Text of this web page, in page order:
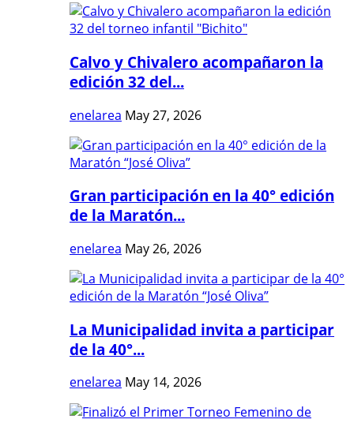
Calvo y Chivalero acompañaron la
edición 32 del...
enelarea May 27, 2026
Gran participación en la 40° edición
de la Maratón...
enelarea May 26, 2026
La Municipalidad invita a participar
de la 40°...
enelarea May 14, 2026